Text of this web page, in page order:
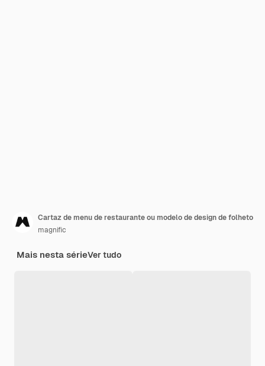
Cartaz de menu de restaurante ou modelo de design de folheto
magnific
Mais nesta sérieVer tudo